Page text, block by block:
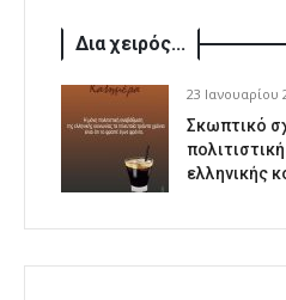
Δια χειρός...
23 Ιανουαρίου
Σκωπτικό
ελληνικής